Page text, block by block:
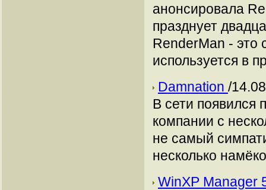
анонсировала
празднует
RenderMan - это
используется в
Damnation /
В сети появился
компании с
не самый
несколько
WinXP Manager